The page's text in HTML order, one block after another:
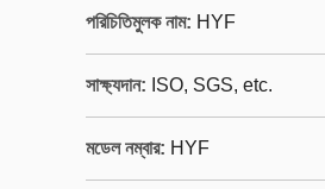
পরিচিতিমুলক নাম: HYF
সাক্ষ্যদান: ISO, SGS, etc.
মডেল নম্বার: HYF